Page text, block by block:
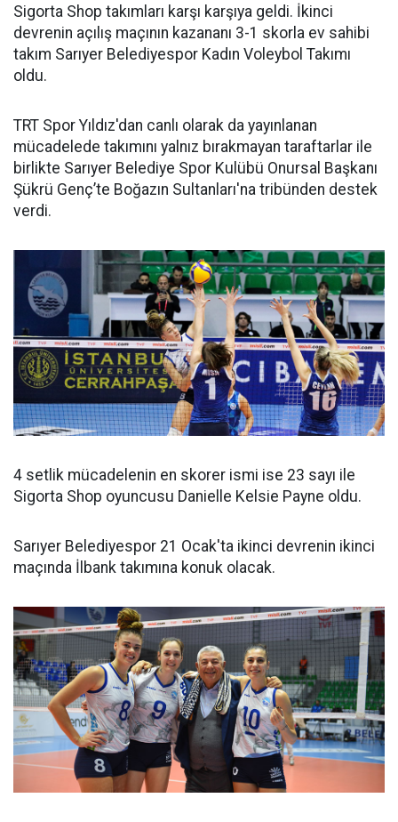
Sigorta Shop takımları karşı karşıya geldi. İkinci
devrenin açılış maçının kazananı 3-1 skorla ev sahibi
takım Sarıyer Belediyespor Kadın Voleybol Takımı
oldu.
TRT Spor Yıldız'dan canlı olarak da yayınlanan
mücadelede takımını yalnız bırakmayan taraftarlar ile
birlikte Sarıyer Belediye Spor Kulübü Onursal Başkanı
Şükrü Genç’te Boğazın Sultanları'na tribünden destek
verdi.
4 setlik mücadelenin en skorer ismi ise 23 sayı ile
Sigorta Shop oyuncusu Danielle Kelsie Payne oldu.
Sarıyer Belediyespor 21 Ocak'ta ikinci devrenin ikinci
maçında İlbank takımına konuk olacak.